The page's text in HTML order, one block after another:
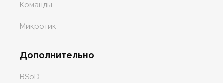
Команды
Микротик
Дополнительно
BSoD